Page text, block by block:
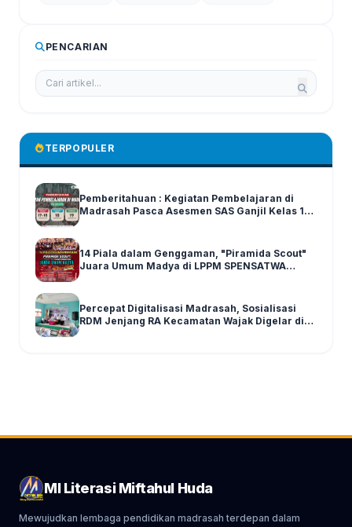
PENCARIAN
TERPOPULER
Pemberitahuan : Kegiatan Pembelajaran di
Madrasah Pasca Asesmen SAS Ganjil Kelas 1-6
14 Piala dalam Genggaman, "Piramida Scout"
Juara Umum Madya di LPPM SPENSATWA
Percepat Digitalisasi Madrasah, Sosialisasi
RDM Jenjang RA Kecamatan Wajak Digelar di
MI Literasi Miftahul Huda
Mewujudkan lembaga pendidikan madrasah terdepan dalam